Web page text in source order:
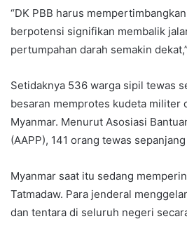
“DK PBB harus
berpotensi signifikan membalik
pertumpahan darah semakin
Setidaknya 536 warga sipil tewas
besaran memprotes kudeta militer
Myanmar. Menurut Asosiasi
(AAPP), 141 orang tewas
Myanmar saat itu sedang
Tatmadaw. Para jenderal
dan tentara di seluruh negeri